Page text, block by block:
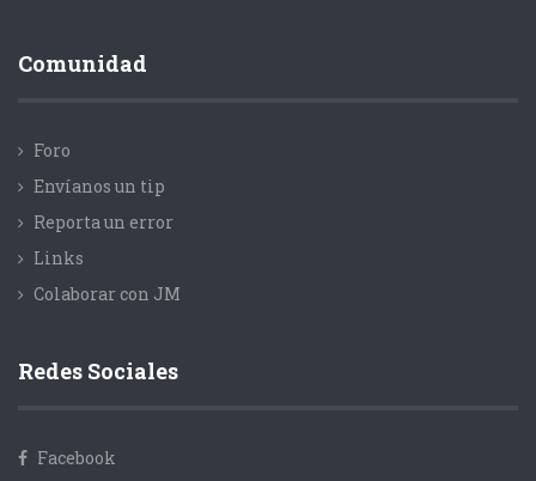
Comunidad
Foro
Envíanos un tip
Reporta un error
Links
Colaborar con JM
Redes Sociales
Facebook